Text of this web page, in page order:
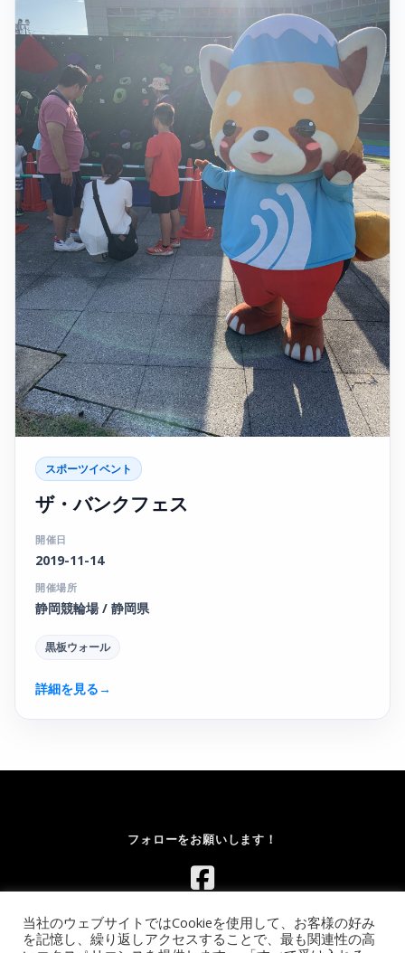
スポーツイベント
ザ・バンクフェス
開催日
2019-11-14
開催場所
静岡競輪場 / 静岡県
黒板ウォール
詳細を見る→
フォローをお願いします！
当社のウェブサイトではCookieを使用して、お客様の好み
を記憶し、繰り返しアクセスすることで、最も関連性の高